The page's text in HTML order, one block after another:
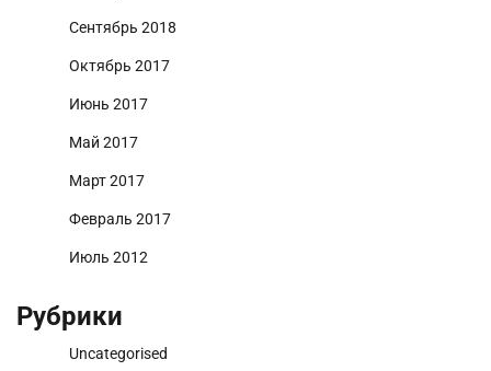
Сентябрь 2018
Октябрь 2017
Июнь 2017
Май 2017
Март 2017
Февраль 2017
Июль 2012
Рубрики
Uncategorised